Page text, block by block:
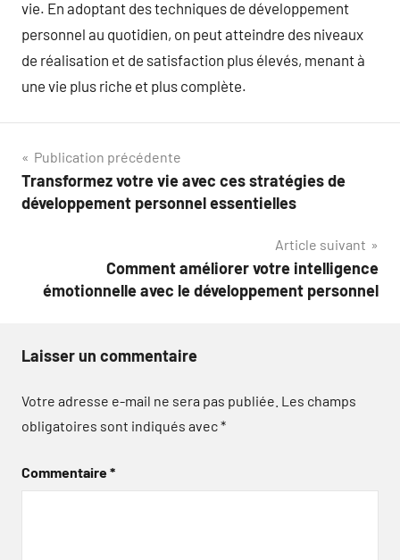
vie. En adoptant des techniques de développement
personnel au quotidien, on peut atteindre des niveaux
de réalisation et de satisfaction plus élevés, menant à
une vie plus riche et plus complète.
Navigation
de
Publication précédente
Transformez votre vie avec ces stratégies de
développement personnel essentielles
Article suivant
Comment améliorer votre intelligence
émotionnelle avec le développement personnel
Laisser un commentaire
Votre adresse e-mail ne sera pas publiée. Les champs
obligatoires sont indiqués avec*
Commentaire*